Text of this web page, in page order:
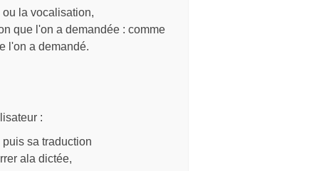
la vocalisation,
que l'on a demandée : comme
l'on a demandé.
:
sa traduction
ala dictée,